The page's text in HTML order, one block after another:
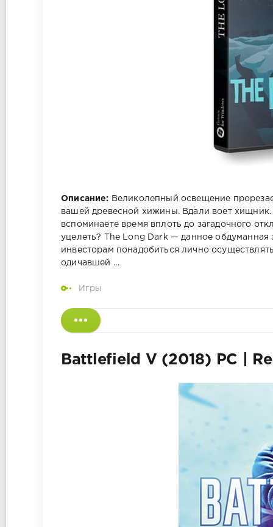
Описание: Великолепный освещение
вашей древесной хижины. Вдали воет
вспоминаете время вплоть до загадочного
уцелеть? The Long Dark — данное
инвесторам понадобиться лично
одичавшей …
Игры
Battlefield V (2018) PC |